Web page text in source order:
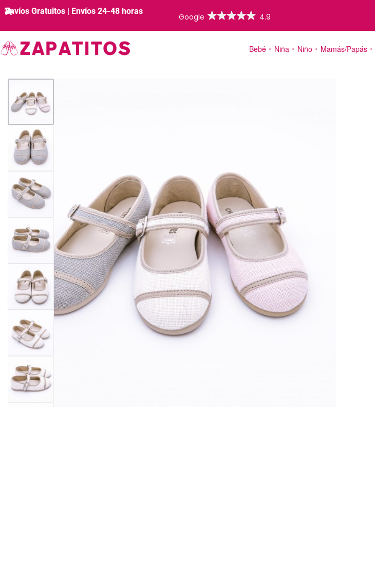
Envíos Gratuitos | Envíos 24-48 horas
Bebé Niña Niño Mamás/Papás